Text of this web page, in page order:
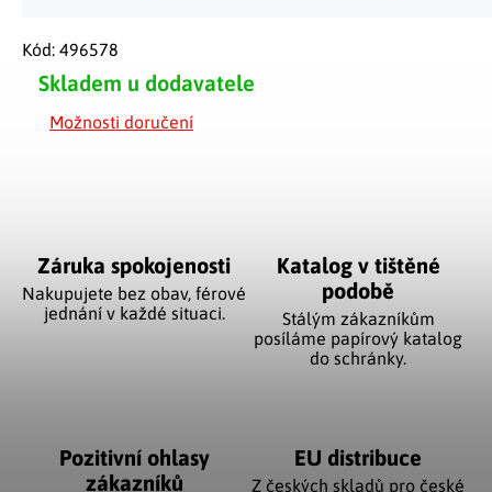
Skladem u dodavatele
Možnosti doručení
Kód: 496578
Záruka spokojenosti
Nakupujete bez obav, férové
jednání v každé situaci.
Katalog v tištěné
podobě
Stálým zákazníkům
posíláme papírový katalog
do schránky.
Pozitivní ohlasy
zákazníků
EU distribuce
Z českých skladů pro české